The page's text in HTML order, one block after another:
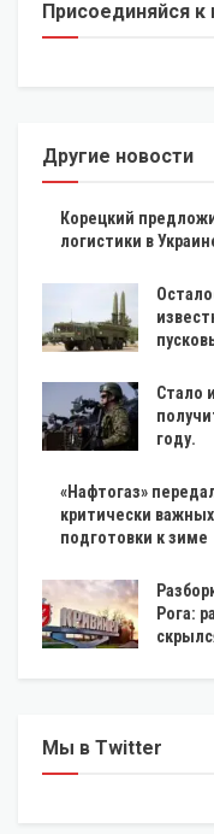
Присоединяйся к
Другие новости
Корецкий
логистики в
Стало
году.
«Нафтогаз»
критически
подготовки к зиме
Рога:
Мы в Twitter